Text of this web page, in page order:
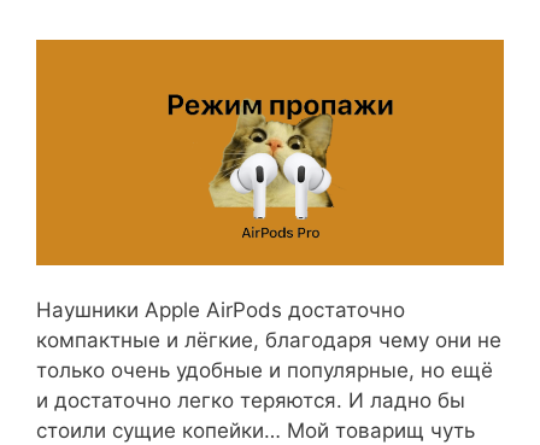
Наушники Apple AirPods достаточно
компактные и лёгкие, благодаря чему они не
только очень удобные и популярные, но ещё
и достаточно легко теряются. И ладно бы
стоили сущие копейки… Мой товарищ чуть